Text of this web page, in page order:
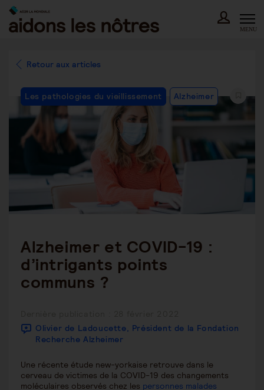
Skip
content
MENU
Retour aux articles
Alzheimer et COVID-19 :
d’intrigants points
communs ?
publiée :
Olivier de Ladoucette, Président de la Fondation
Recherche Alzheimer
Category:
Les pathologies du vieillissement Alzheimer
Une récente étude new-yorkaise retrouve dans le
cerveau de victimes de la COVID-19 des changements
moléculaires observés chez les personnes malades